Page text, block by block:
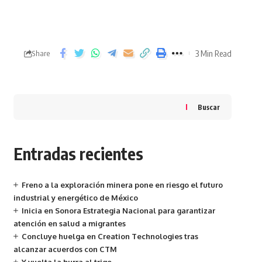
Share 3 Min Read
Buscar
Entradas recientes
Freno a la exploración minera pone en riesgo el futuro
industrial y energético de México
Inicia en Sonora Estrategia Nacional para garantizar
atención en salud a migrantes
Concluye huelga en Creation Technologies tras
alcanzar acuerdos con CTM